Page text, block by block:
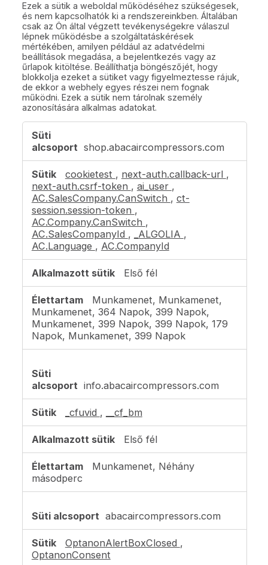
Ezek a sütik a weboldal működéséhez szükségesek,
és nem kapcsolhatók ki a rendszereinkben. Általában
csak az Ön által végzett tevékenységekre válaszul
lépnek működésbe a szolgáltatáskérések
mértékében, amilyen például az adatvédelmi
beállítások megadása, a bejelentkezés vagy az
űrlapok kitöltése. Beállíthatja böngészőjét, hogy
blokkolja ezeket a sütiket vagy figyelmeztesse rájuk,
de ekkor a webhely egyes részei nem fognak
működni. Ezek a sütik nem tárolnak személy
azonosítására alkalmas adatokat.
Feltétlenül
szükséges
sütik
shop.abacaircompressors.com
cookietest , next-auth.callback-url ,
next-auth.csrf-token , ai_user ,
AC.SalesCompany.CanSwitch , ct-
session.session-token ,
AC.Company.CanSwitch ,
AC.SalesCompanyId , _ALGOLIA ,
AC.Language , AC.CompanyId
Első fél
Munkamenet, Munkamenet,
Munkamenet, 364 Napok, 399 Napok,
Munkamenet, 399 Napok, 399 Napok, 179
Napok, Munkamenet, 399 Napok
info.abacaircompressors.com
_cfuvid , __cf_bm
Első fél
Munkamenet, Néhány
másodperc
abacaircompressors.com
OptanonAlertBoxClosed ,
OptanonConsent